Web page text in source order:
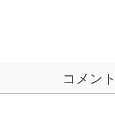
コメン